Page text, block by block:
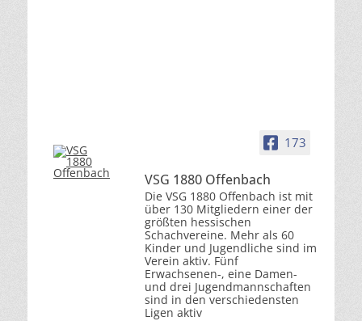
173
VSG 1880 Offenbach
Die VSG 1880 Offenbach ist mit
über 130 Mitgliedern einer der
größten hessischen
Schachvereine. Mehr als 60
Kinder und Jugendliche sind im
Verein aktiv. Fünf
Erwachsenen-, eine Damen-
und drei Jugendmannschaften
sind in den verschiedensten
Ligen aktiv